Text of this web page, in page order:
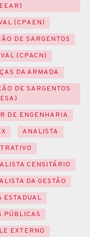
(CPAEN)
DE SARGENTOS
(CPACN)
DA ARMADA
DE SARGENTOS
DE ENGENHARIA
ANALISTA
CENSITÁRIO
DA GESTÃO
ESTADUAL
PÚBLICAS
EXTERNO